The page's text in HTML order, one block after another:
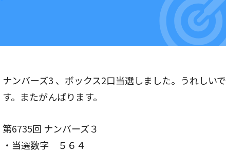
ナンバーズ3 、ボックス2口当選しました。うれしいで
す。またがんばります。
第6735回 ナンバーズ３
・当選数字 ５６４